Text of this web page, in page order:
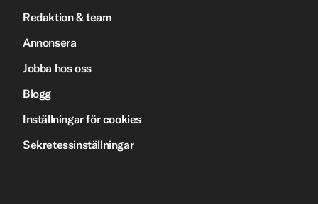
Redaktion & team
Annonsera
Jobba hos oss
Blogg
Inställningar för cookies
Sekretessinställningar